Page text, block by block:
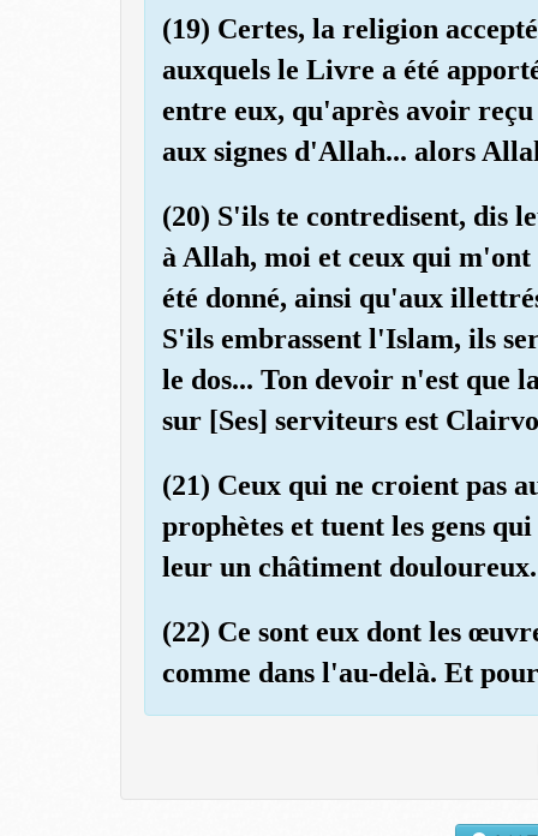
(19) Certes, la religion
auxquels le Livre a été
entre eux, qu'après avoir
aux signes d'Allah... alors
(20) S'ils te contredisent, dis
à Allah, moi et ceux qui
été donné, ainsi qu'aux
S'ils embrassent l'Islam, ils
le dos... Ton devoir n'est que
sur [Ses] serviteurs est
(21) Ceux qui ne croient pas
prophètes et tuent les gens
leur un châtiment douloureux.
(22) Ce sont eux dont les
comme dans l'au-delà. Et